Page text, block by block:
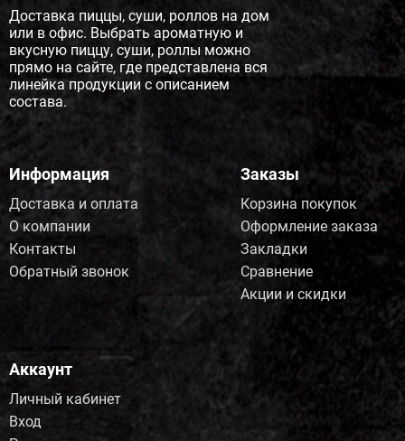
Доставка пиццы, суши, роллов на дом
или в офис. Выбрать ароматную и
вкусную пиццу, суши, роллы можно
прямо на сайте, где представлена вся
линейка продукции с описанием
состава.
Информация
Доставка и оплата
О компании
Контакты
Обратный звонок
Заказы
Корзина покупок
Оформление заказа
Закладки
Сравнение
Акции и скидки
Аккаунт
Личный кабинет
Вход